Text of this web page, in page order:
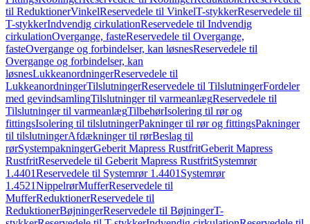
til ReduktionerVinkelReservedele til VinkelT-stykkerReservedele til
T-stykkerIndvendig cirkulationReservedele til Indvendig
cirkulationOvergange, fasteReservedele til Overgange,
fasteOvergange og forbindelser, kan løsnesReservedele til
Overgange og forbindelser, kan
løsnesLukkeanordningerReservedele til
LukkeanordningerTilslutningerReservedele til TilslutningerFordeler
med gevindsamlingTilslutninger til varmeanlægReservedele til
Tilslutninger til varmeanlægTilbehørIsolering til rør og
fittingsIsolering til tilslutningerPakninger til rør og fittingsPakninger
til tilslutningerAfdækninger til rørBeslag til
rørSystempakningerGeberit Mapress RustfritGeberit Mapress
RustfritReservedele til Geberit Mapress RustfritSystemrør
1.4401Reservedele til Systemrør 1.4401 Systemrør
1.4521NippelrørMufferReservedele til
MufferReduktionerReservedele til
ReduktionerBøjningerReservedele til BøjningerT-